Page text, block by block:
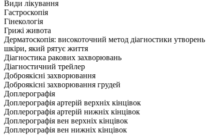
Види лікування
Гастроскопія
Гінекологія
Грижі живота
Дерматоскопія: високоточний метод діагностики утворень
шкіри, який рятує життя
Діагностика ракових захворювань
Діагностичний трейлер
Доброякісні захворювання
Доброякісні захворювання грудей
Доплерографія
Доплерографія артерій верхніх кінцівок
Доплерографія артерій нижніх кінцівок
Доплерографія вен верхніх кінцівок
Доплерографія вен нижніх кінцівок